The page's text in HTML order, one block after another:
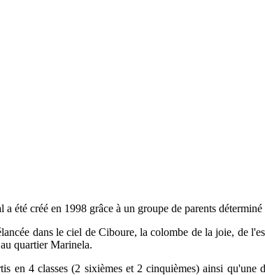
a été créé en 1998 grâce à un groupe de parents
dans le ciel de Ciboure, la colombe de la joie, de
quartier Marinela.
en 4 classes (2 sixièmes et 2 cinquièmes) ainsi